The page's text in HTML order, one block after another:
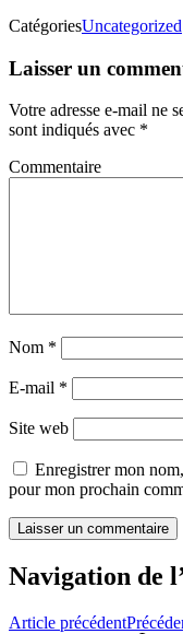
CatégoriesUncategorized
Laisser un
Votre adresse e-mail ne
sont indiqués avec *
Commentaire
Nom *
E-mail *
Site web
Enregistrer mon
pour mon prochain
Navigation de
Article précédent